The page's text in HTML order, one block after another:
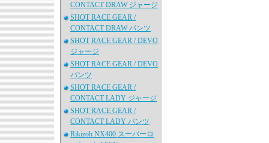
CONTACT DRAW ジャージ
SHOT RACE GEAR /
CONTACT DRAW パンツ
SHOT RACE GEAR / DEVO
ジャージ
SHOT RACE GEAR / DEVO
パンツ
SHOT RACE GEAR /
CONTACT LADY ジャージ
SHOT RACE GEAR /
CONTACT LADY パンツ
Rikizoh NX400 スーパーロ